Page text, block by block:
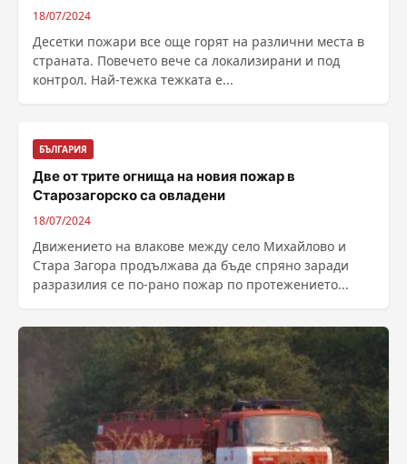
18/07/2024
Десетки пожари все още горят на различни места в
страната. Повечето вече са локализирани и под
контрол. Най-тежка тежката е...
БЪЛГАРИЯ
Две от трите огнища на новия пожар в
Старозагорско са овладени
18/07/2024
Движението на влакове между село Михайлово и
Стара Загора продължава да бъде спряно заради
разразилия се по-рано пожар по протежението...